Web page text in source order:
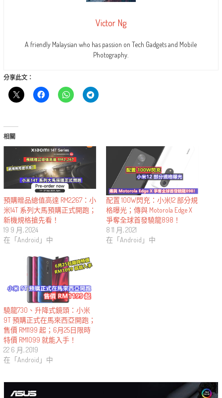
Victor Ng
A friendly Malaysian who has passion on Tech Gadgets and Mobile
Photography.
分享此文：
相關
預購贈品總值高達 RM2,267：小
米14T 系列大馬預購正式開跑；
新機規格搶先看！
19 9 月, 2024
在「Android」中
配置 100W閃充：小米12 部分規
格曝光；傳與 Motorola Edge X
爭奪全球首發驍龍898！
8 11 月, 2021
在「Android」中
驍龍730、升降式鏡頭：小米
9T 預購正式在馬來西亞開跑；
售價 RM1199 起；6月25日限時
特價 RM1099 就能入手！
22 6 月, 2019
在「Android」中